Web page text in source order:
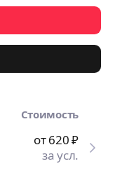
Стоимость
от 620₽
за усл.